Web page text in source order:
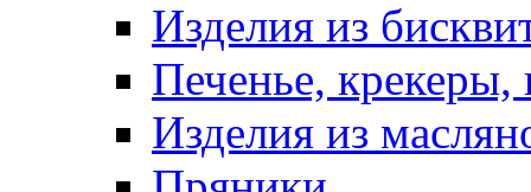
Изделия из
Печенье, крекеры,
Изделия из